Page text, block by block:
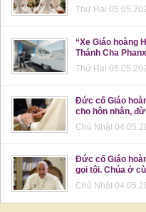
Thứ Hai
“Xe Giáo hoàng
Thánh Cha
Thứ Hai
Đức cố Giáo
cho hôn nhân,
Chủ Nhật
Đức cố Giáo
gọi tôi. Chúa ở
Chủ Nhật